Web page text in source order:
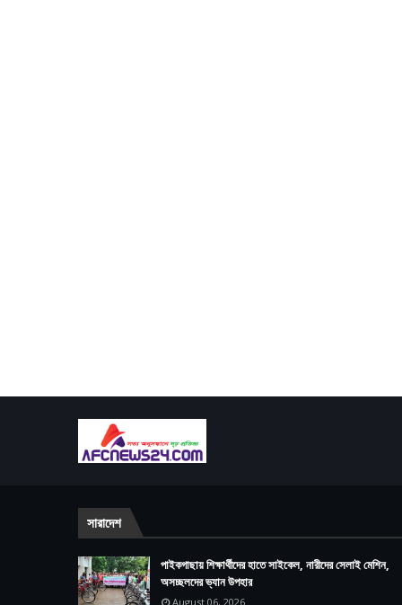
সারাদেশ
পাইকগাছায় শিক্ষার্থীদের হাতে সাইকেল, নারীদের সেলাই মেশিন,
অসচ্ছলদের ভ্যান উপহার
August 06, 2026